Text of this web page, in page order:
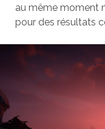
au même moment
pour des résultats